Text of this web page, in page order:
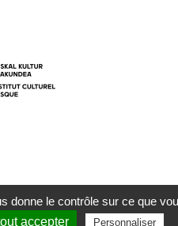
légales| 2022
donne le contrôle sur ce que
accepter Personnaliser